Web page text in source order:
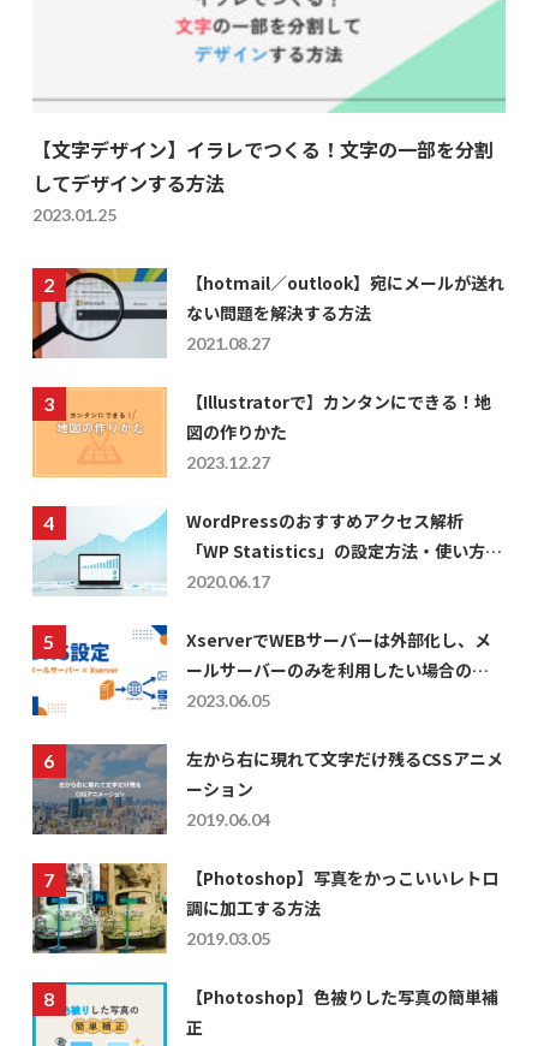
【文字デザイン】イラレでつくる！文字の一部を分割
してデザインする方法
2023.01.25
【hotmail／outlook】宛にメールが送れ
ない問題を解決する方法
2021.08.27
【Illustratorで】カンタンにできる！地
図の作りかた
2023.12.27
WordPressのおすすめアクセス解析
「WP Statistics」の設定方法・使い方に
ついて
2020.06.17
XserverでWEBサーバーは外部化し、メ
ールサーバーのみを利用したい場合の
DNS設定
2023.06.05
左から右に現れて文字だけ残るCSSアニメ
ーション
2019.06.04
【Photoshop】写真をかっこいいレトロ
調に加工する方法
2019.03.05
【Photoshop】色被りした写真の簡単補
正